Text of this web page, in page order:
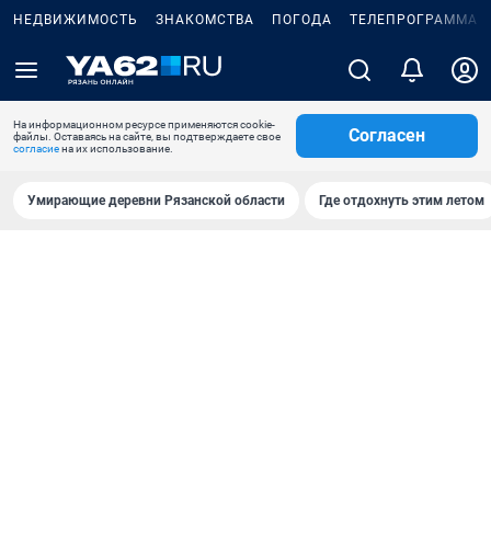
НЕДВИЖИМОСТЬ ЗНАКОМСТВА ПОГОДА ТЕЛЕПРОГРАММА
На информационном ресурсе применяются cookie-
файлы. Оставаясь на сайте, вы подтверждаете свое
согласиена их использование.
Согласен
Умирающие деревни Рязанской области Где отдохнуть этим летом